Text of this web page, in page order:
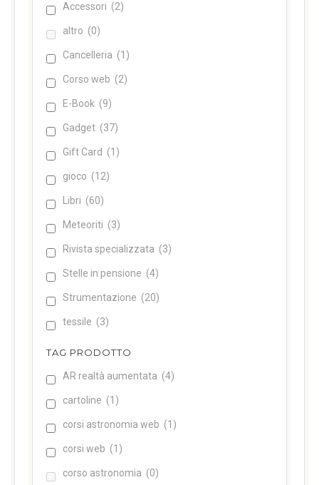
Accessori (2)
altro (0)
Cancelleria (1)
Corso web (2)
E-Book (9)
Gadget (37)
Gift Card (1)
gioco (12)
Libri (60)
Meteoriti (3)
Rivista specializzata (3)
Stelle in pensione (4)
Strumentazione (20)
tessile (3)
TAG PRODOTTO
AR realtà aumentata (4)
cartoline (1)
corsi astronomia web (1)
corsi web (1)
corso astronomia (0)